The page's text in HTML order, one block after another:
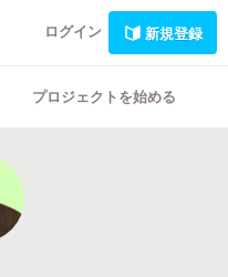
ログイン 新規登録
プロジェクトを始める